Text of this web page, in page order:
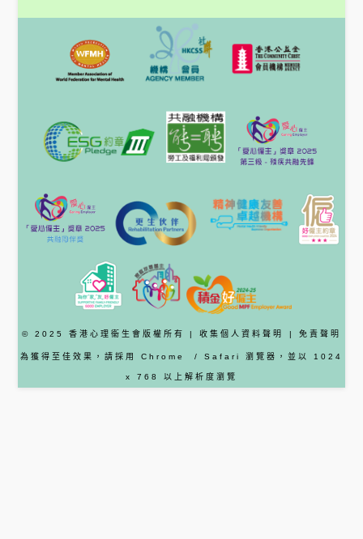
© 2025 香港心理衞生會版權所有 | 收集個人資料聲明 | 免責聲明
為獲得至佳效果，請採用 Chrome / Safari 瀏覽器 ，並以 1024
x 768 以上解析度瀏覽